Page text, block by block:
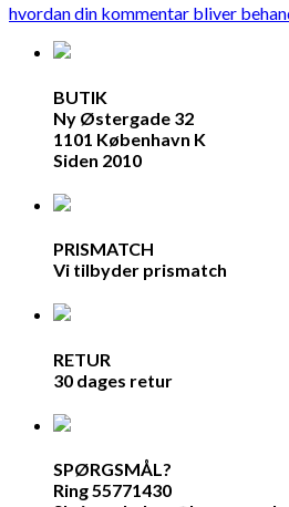
hvordan din kommentar bliver
BUTIK
Ny Østergade 32
1101 København K
Siden 2010
PRISMATCH
Vi tilbyder prismatch
RETUR
30 dages retur
SPØRGSMÅL?
Ring 55771430